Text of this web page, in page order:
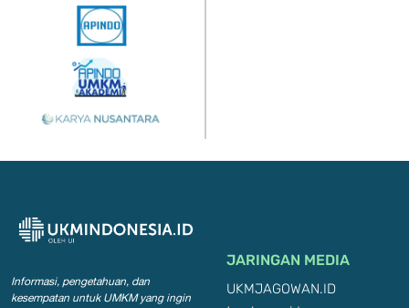
Informasi, pengetahuan, dan
kesempatan untuk UMKM yang ingin
JARINGAN MEDIA
UKMJAGOWAN.ID